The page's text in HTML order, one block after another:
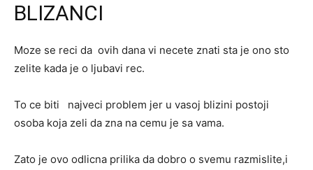
BLIZANCI
Moze se reci da ovih dana vi necete znati sta je ono sto
zelite kada je o ljubavi rec.
To ce biti najveci problem jer u vasoj blizini postoji
osoba koja zeli da zna na cemu je sa vama.
Zato je ovo odlicna prilika da dobro o svemu razmislite,i